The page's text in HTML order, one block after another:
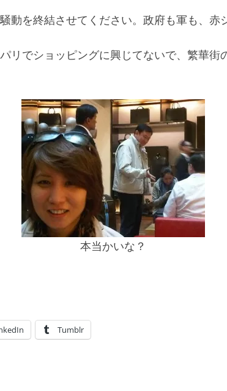
動を終結させてください。政府も軍も、赤
リでショッピングに興じてないで、繁華街
本当かいな？
Tumblr